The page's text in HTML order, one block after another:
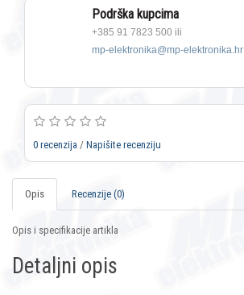
Podrška kupcima
+385 91 7823 500 ili
mp-elektronika@mp-elektronika.hr
0 recenzija / Napišite recenziju
Opis Recenzije (0)
Opis i specifikacije artikla
Detaljni opis